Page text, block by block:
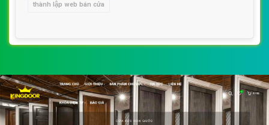
thành lập web bán cửa